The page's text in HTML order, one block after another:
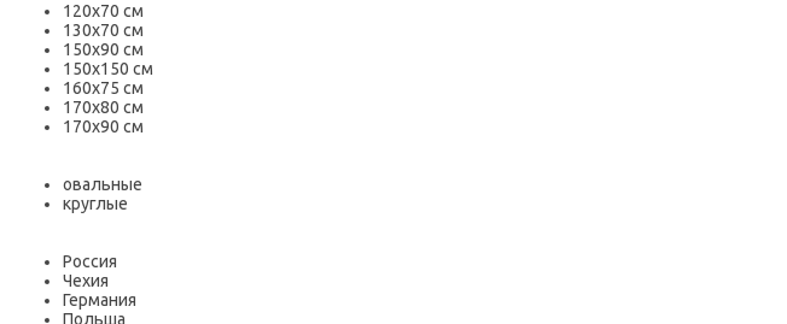
120х70 см
130х70 см
150х90 см
150х150 см
160х75 см
170х80 см
170х90 см
овальные
круглые
Россия
Чехия
Германия
Польша